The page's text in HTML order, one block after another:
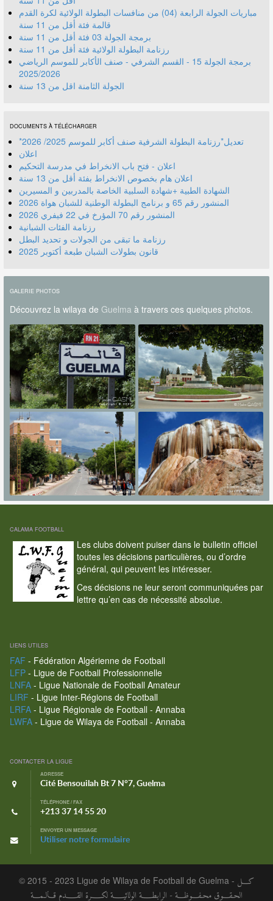
مباريات الجولة الرابعة (04) من منافسات البطولة الولائية لكرة القدم
قالمة فئة أقل من 11 سنة
برمجة الجولة 03 فئة أقل من 11 سنة
رزنامة البطولة الولائية فئة أقل من 11 سنة
برمجة الجولة 15 - القسم الشرفي - صنف الأكابر للموسم الرياضي
2025/2026
الجولة الثامنة اقل من 13 سنة
DOCUMENTS À TÉLÉCHARGER
*تعديل*رزنامة البطولة الشرفية صنف أكابر للموسم 2025/ 2026
اعلان
اعلان - فتح باب الانخراط في مدرسة التحكيم
اعلان هام بخصوص الانخراط بفئة أقل من 13 سنة
الشهادة الطبية +شهادة السلبية الخاصة بالمدربين و المسيرين
المنشور رقم 70 المؤرخ في 22 فيفري 2026
رزنامة الفئات الشبانية
رزنامة ما تبقى من الجولات و تحديد البطل
قانون بطولات الشبان طبعة أكتوبر 2025
GALERIE PHOTOS
Découvrez la wilaya de Guelmaà travers ces quelques photos.
CALAMA FOOTBALL
Les clubs doivent puiser dans le bulletin officiel
toutes les décisions particulières, ou d’ordre
général, qui peuvent les intéresser.
Ces décisions ne leur seront communiquées par
lettre qu’en cas de nécessité absolue.
LIENS UTILES
FAF - Fédération Algérienne de Football
LFP- Ligue de Football Professionnelle
LNFA- Ligue Nationale de Football Amateur
LIRF - Ligue Inter-Régions de Football
LRFA- Ligue Régionale de Football - Annaba
LWFA- Ligue de Wilaya de Football - Annaba
CONTACTER LA LIGUE
ADRESSE
Cité Bensouilah Bt 7 N°7, Guelma
TÉLÉPHONE / FAX
+213 37 14 55 20
ENVOYER UN MESSAGE
Utiliser notre formulaire
© 2015 - 2023 Ligue de Wilaya de Football de Guelma - كـــل
الحـقـــوق محـفـــوظـــة - الرابطــــة الولائيــــة لكــــرة القــــدم قـالـمـــة